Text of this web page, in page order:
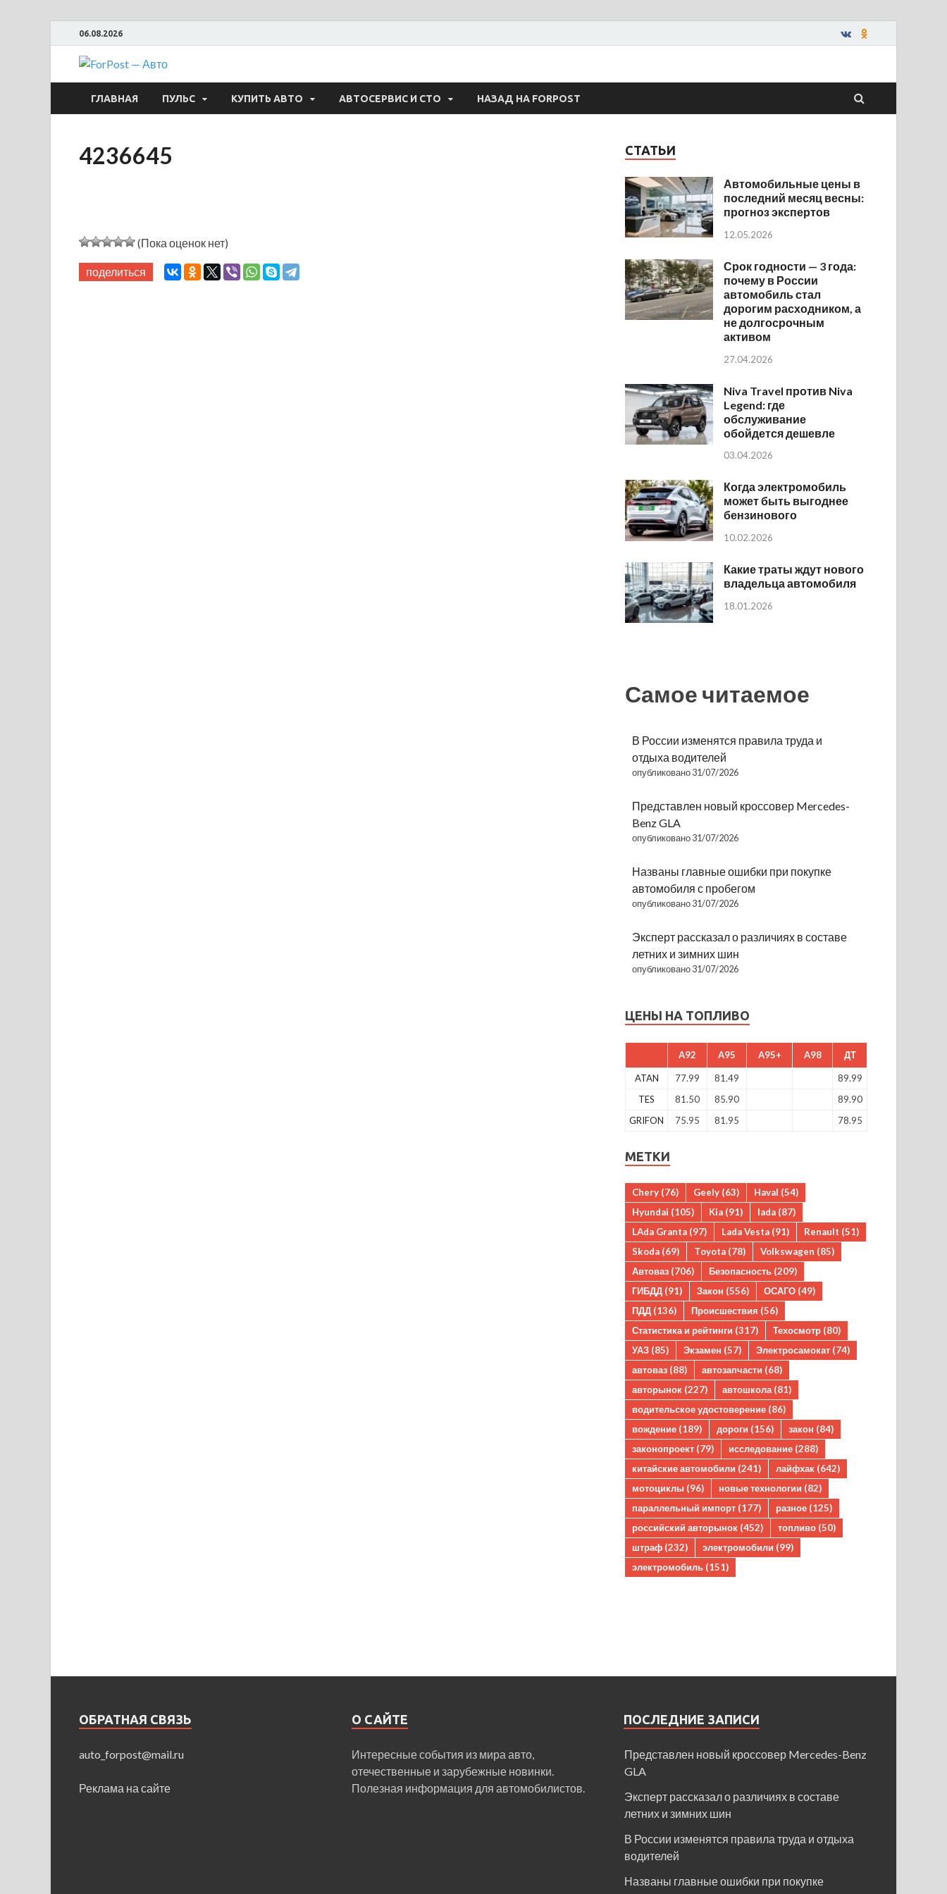
06.08.2026
ForPost — Авто
ГЛАВНАЯ ПУЛЬС КУПИТЬ АВТО АВТОСЕРВИС И СТО НАЗАД НА FORPOST
4236645
(Пока оценок нет)
поделиться
СТАТЬИ
Автомобильные цены в
последний месяц весны:
прогноз экспертов
12.05.2026
Срок годности — 3 года:
почему в России
автомобиль стал
дорогим расходником, а
не долгосрочным
активом
27.04.2026
Niva Travel против Niva
Legend: где
обслуживание
обойдется дешевле
03.04.2026
Когда электромобиль
может быть выгоднее
бензинового
10.02.2026
Какие траты ждут нового
владельца автомобиля
18.01.2026
Самое читаемое
В России изменятся правила труда и
отдыха водителей
опубликовано 31/07/2026
Представлен новый кроссовер Mercedes-
Benz GLA
опубликовано 31/07/2026
Названы главные ошибки при покупке
автомобиля с пробегом
опубликовано 31/07/2026
Эксперт рассказал о различиях в составе
летних и зимних шин
опубликовано 31/07/2026
ЦЕНЫ НА ТОПЛИВО
A92 A95 A95+ A98 ДТ
ATAN 77.99 81.49
89.99
TES
81.50 85.90
89.90
GRIFON
75.95 81.95 78.95
МЕТКИ
Chery (76) Geely (63) Haval (54)
Hyundai (105) Kia (91) lada (87)
LAda Granta (97) Lada Vesta (91) Renault (51)
Skoda (69) Toyota (78) Volkswagen (85)
Автоваз (706) Безопасность (209)
ГИБДД (91) Закон (556) ОСАГО (49)
ПДД (136) Происшествия (56)
Статистика и рейтинги (317) Техосмотр (80)
УАЗ (85) Экзамен (57) Электросамокат (74)
автоваз (88) автозапчасти (68)
авторынок (227) автошкола (81)
водительское удостоверение (86)
вождение (189) дороги (156) закон (84)
законопроект (79) исследование (288)
китайские автомобили (241) лайфхак (642)
мотоциклы (96) новые технологии (82)
параллельный импорт (177) разное (125)
российский авторынок (452) топливо (50)
штраф (232) электромобили (99)
электромобиль (151)
ОБРАТНАЯ СВЯЗЬ
auto_forpost@mail.ru
Реклама на сайте
О САЙТЕ
Интересные события из мира авто,
отечественные и зарубежные новинки.
Полезная информация для автомобилистов.
ПОСЛЕДНИЕ ЗАПИСИ
Представлен новый кроссовер Mercedes-Benz
GLA
Эксперт рассказал о различиях в составе
летних и зимних шин
В России изменятся правила труда и отдыха
водителей
Названы главные ошибки при покупке